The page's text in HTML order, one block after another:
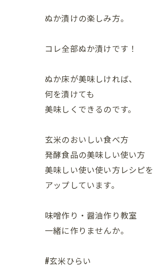
ぬか漬けの楽しみ方。
コレ全部ぬか漬けです！
ぬか床が美味しければ、
何を漬けても
美味しくできるのです。
玄米のおいしい食べ方
発酵食品の美味しい使い方
美味しい使い使い方レシピを
アップしています。
味噌作り・醤油作り教室
一緒に作りませんか。
#玄米ひらい